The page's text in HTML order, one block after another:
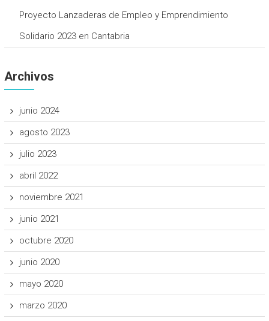
Proyecto Lanzaderas de Empleo y Emprendimiento
Solidario 2023 en Cantabria
Archivos
junio 2024
agosto 2023
julio 2023
abril 2022
noviembre 2021
junio 2021
octubre 2020
junio 2020
mayo 2020
marzo 2020